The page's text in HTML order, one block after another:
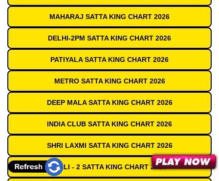
MAHARAJ SATTA KING CHART 2026
DELHI-2PM SATTA KING CHART 2026
PATIYALA SATTA KING CHART 2026
METRO SATTA KING CHART 2026
DEEP MALA SATTA KING CHART 2026
INDIA CLUB SATTA KING CHART 2026
SHRI LAXMI SATTA KING CHART 2026
GALI - 2 SATTA KING CHART 2026